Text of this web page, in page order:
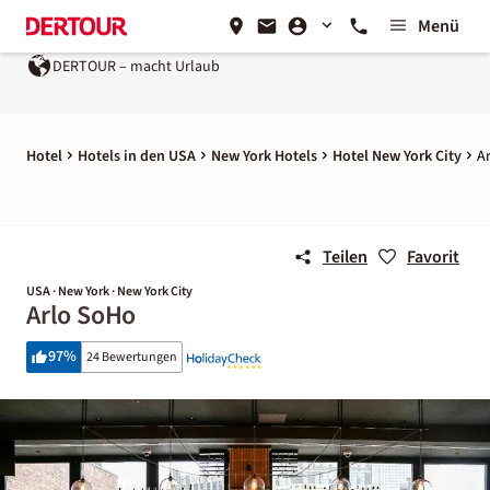
Menü
DERTOUR – macht Urlaub
Hotel Hotels in den USA New York Hotels Hotel New York City
Teilen Favorit
USA · New York · New York City
Arlo SoHo
97% 24 Bewertungen